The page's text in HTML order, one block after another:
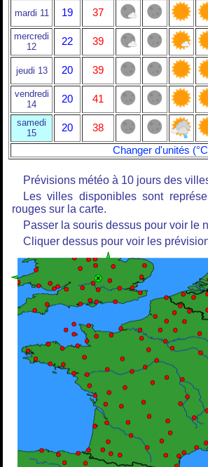
mardi 11 19 37
mercredi
12
22 39
jeudi 13 20 39
vendredi
14
20 41
samedi
15
20
38
Changer d'unités
Prévisions météo à 10 jours des
Les villes disponibles sont
rouges sur la carte.
Passer la souris dessus pour voir le
Cliquer dessus pour voir les